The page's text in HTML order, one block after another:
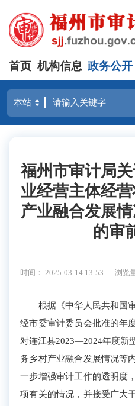
首页 机构信息 政务公开
福州市审计局
业经营主体经
产业融合发展
的审
时间： 2025-03-14 13:53 浏览
根据《中华人民共和国审
经市委审计委员会批准的年
对连江县2023—2024年度新
务乡村产业融合发展情况等
一步增强审计工作的透明度
项有关的情况，并接受广大